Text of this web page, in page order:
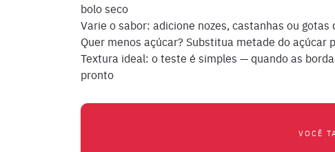
bolo seco
Varie o sabor: adicione nozes, castanhas ou
Quer menos açúcar? Substitua metade do
Textura ideal: o teste é simples — quando as
pronto
VOCÊ